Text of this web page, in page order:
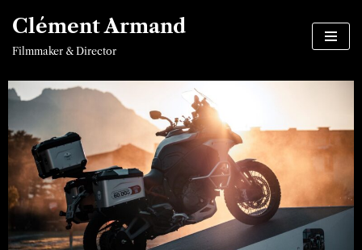
Aller
contenu
Clément Armand
Filmmaker & Director